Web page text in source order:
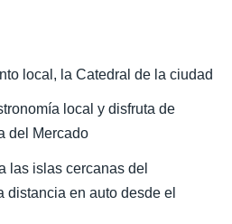
local, la Catedral de la ciudad
local y disfruta de
del Mercado
las islas cercanas del
distancia en auto desde el